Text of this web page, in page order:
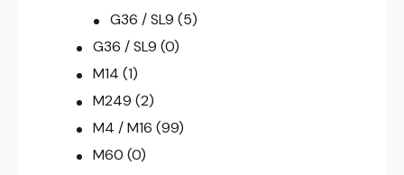
G36 / SL9 (5)
G36 / SL9 (0)
M14 (1)
M249 (2)
M4 / M16 (99)
M60 (0)